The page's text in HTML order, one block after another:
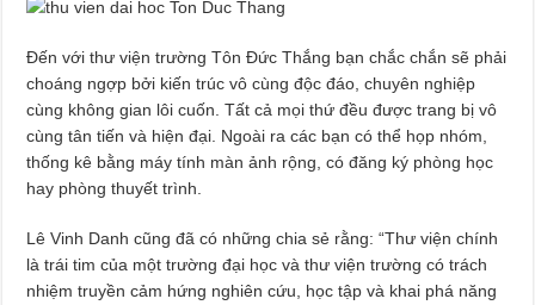
Đến với thư viện trường Tôn Đức Thắng bạn chắc chắn sẽ phải
choáng ngợp bởi kiến trúc vô cùng độc đáo, chuyên nghiệp
cùng không gian lôi cuốn. Tất cả mọi thứ đều được trang bị vô
cùng tân tiến và hiện đại. Ngoài ra các bạn có thể họp nhóm,
thống kê bằng máy tính màn ảnh rộng, có đăng ký phòng học
hay phòng thuyết trình.
Lê Vinh Danh cũng đã có những chia sẻ rằng: “Thư viện chính
là trái tim của một trường đại học và thư viện trường có trách
nhiệm truyền cảm hứng nghiên cứu, học tập và khai phá năng